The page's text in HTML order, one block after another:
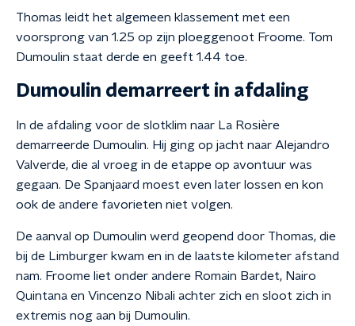
Thomas leidt het algemeen klassement met een
voorsprong van 1.25 op zijn ploeggenoot Froome. Tom
Dumoulin staat derde en geeft 1.44 toe.
Dumoulin demarreert in afdaling
In de afdaling voor de slotklim naar La Rosière
demarreerde Dumoulin. Hij ging op jacht naar Alejandro
Valverde, die al vroeg in de etappe op avontuur was
gegaan. De Spanjaard moest even later lossen en kon
ook de andere favorieten niet volgen.
De aanval op Dumoulin werd geopend door Thomas, die
bij de Limburger kwam en in de laatste kilometer afstand
nam. Froome liet onder andere Romain Bardet, Nairo
Quintana en Vincenzo Nibali achter zich en sloot zich in
extremis nog aan bij Dumoulin.